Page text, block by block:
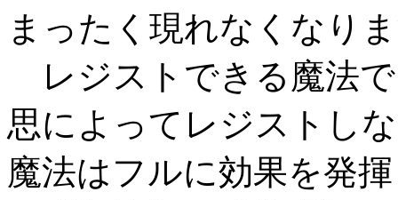
まったく現れなくなり
レジストできる魔法
思によってレジストし
魔法はフルに効果を発